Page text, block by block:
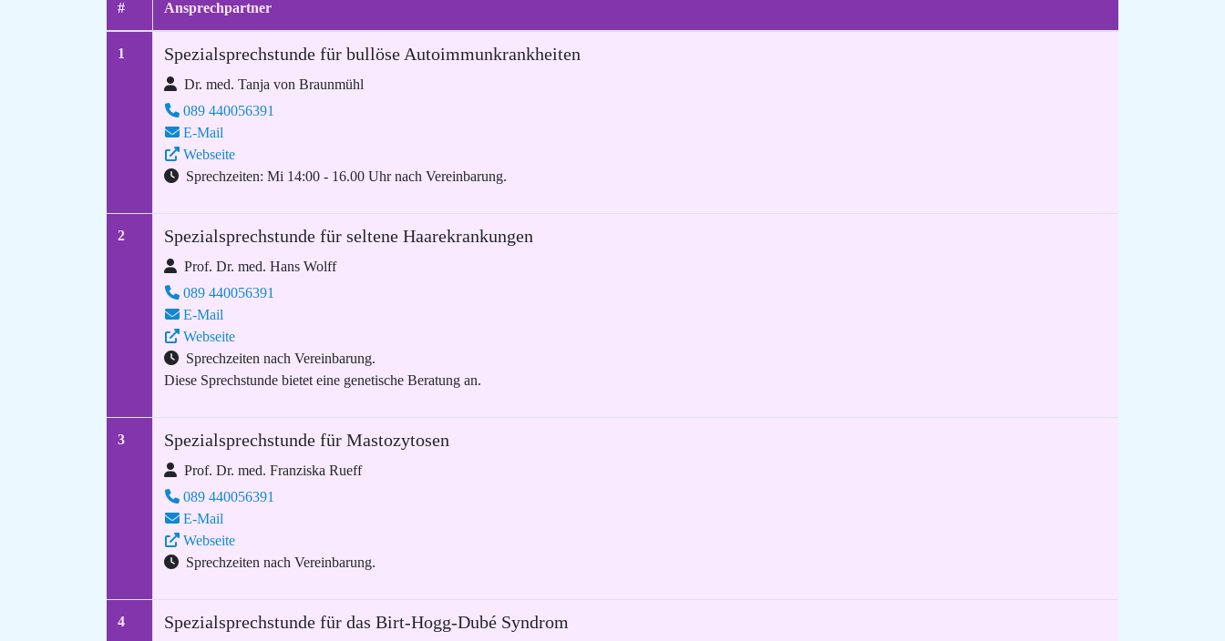
# Ansprechpartner
1 Spezialsprechstunde für bullöse Autoimmunkrankheiten
Dr. med. Tanja von Braunmühl
089 440056391
E-Mail
Webseite
Sprechzeiten: Mi 14:00 - 16.00 Uhr nach Vereinbarung.
2 Spezialsprechstunde für seltene Haarekrankungen
Prof. Dr. med. Hans Wolff
089 440056391
E-Mail
Webseite
Sprechzeiten nach Vereinbarung.
Diese Sprechstunde bietet eine genetische Beratung an.
3 Spezialsprechstunde für Mastozytosen
Prof. Dr. med. Franziska Rueff
089 440056391
E-Mail
Webseite
Sprechzeiten nach Vereinbarung.
4 Spezialsprechstunde für das Birt-Hogg-Dubé Syndrom